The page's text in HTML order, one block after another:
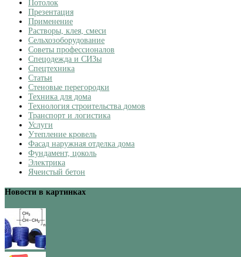
Потолок
Презентация
Применение
Растворы, клея, смеси
Сельхозоборудование
Советы профессионалов
Спецодежда и СИЗы
Спецтехника
Статьи
Стеновые перегородки
Техника для дома
Технология строительства домов
Транспорт и логистика
Услуги
Утепление кровель
Фасад наружная отделка дома
Фундамент, цоколь
Электрика
Ячеистый бетон
Новости в картинках